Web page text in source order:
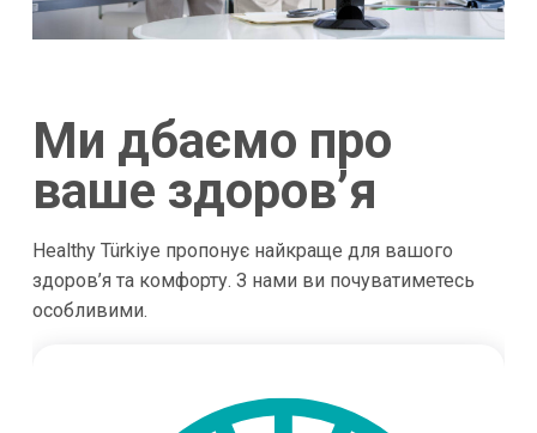
Ми дбаємо про
ваше здоров’я
Healthy Türkiye пропонує найкраще для вашого
здоров’я та комфорту. З нами ви почуватиметесь
особливими.